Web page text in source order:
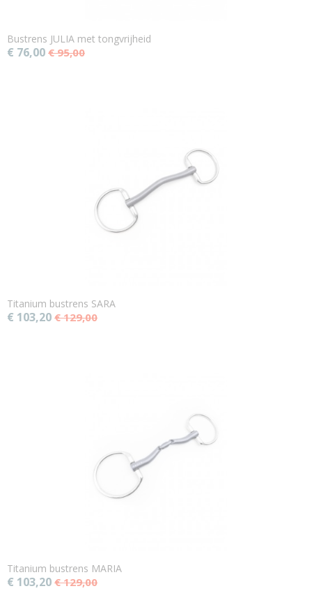
Bustrens JULIA met tongvrijheid
€ 76,00 € 95,00
Titanium bustrens SARA
€ 103,20 € 129,00
Titanium bustrens MARIA
€ 103,20 € 129,00